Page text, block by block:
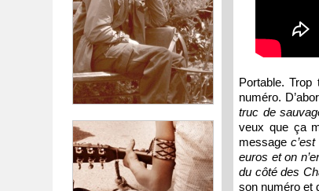
Portable.
numéro.
truc de
veux que ça
message
euros et on
du côté des
son numéro et